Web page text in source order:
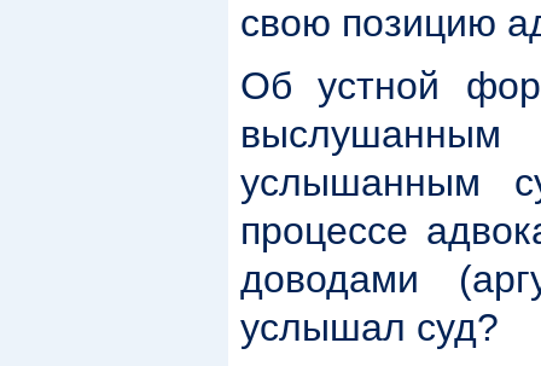
свою позицию
Об устной
выслушанным
услышанным
процессе
доводами
услышал суд?